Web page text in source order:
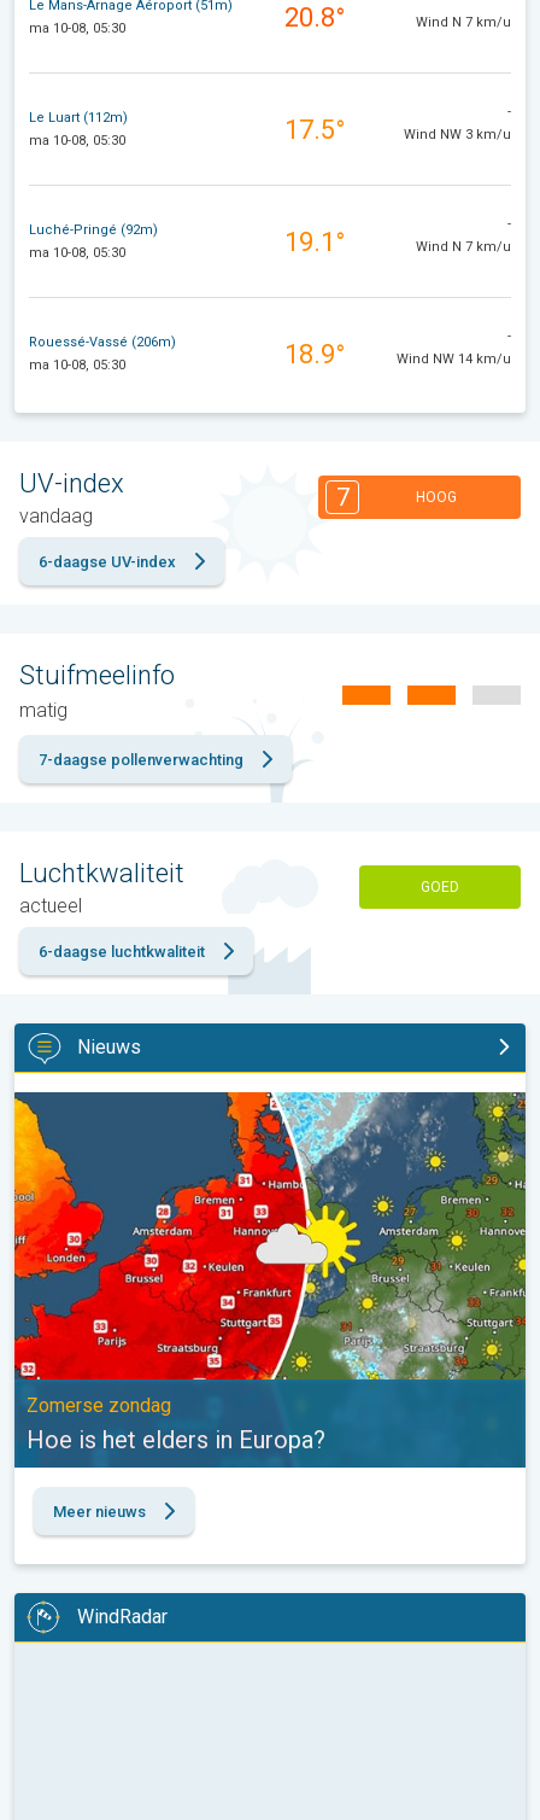
Le Mans-Arnage Aéroport (51m)
ma 10-08, 05:30
20.8°
Wind N 7 km/u
Le Luart (112m)
ma 10-08, 05:30
17.5°
-
Wind NW 3 km/u
Luché-Pringé (92m)
ma 10-08, 05:30
19.1°
-
Wind N 7 km/u
Rouessé-Vassé (206m)
ma 10-08, 05:30
18.9°
-
Wind NW 14 km/u
UV-index
vandaag
7 HOOG
6-daagse UV-index
Stuifmeelinfo
matig
7-daagse pollenverwachting
Luchtkwaliteit
actueel
GOED
6-daagse luchtkwaliteit
Nieuws
Hoe is het elders in Europa?. Zomerse zondag. . .
Zomerse zondag
Hoe is het elders in Europa?
Meer nieuws
WindRadar